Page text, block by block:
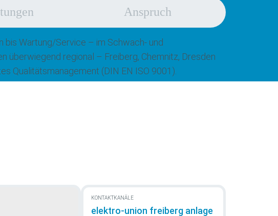
Anspruch
bis Wartung/Service – im Schwach- und
überwiegend regional – Freiberg, Chemnitz, Dresden
Qualitätsmanagement (DIN EN ISO 9001).
KONTAKTKANÄLE
elektro-union freiberg anlage